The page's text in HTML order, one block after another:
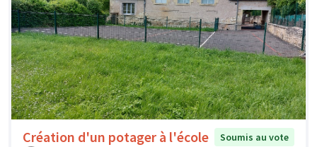
Création d'un potager à l'école
Soumis au vote